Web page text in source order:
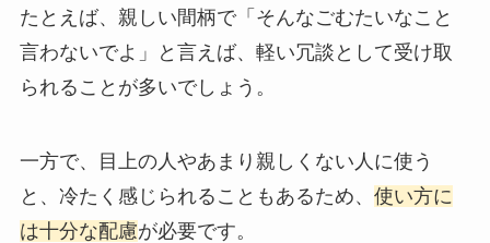
たとえば、親しい間柄で「そんなごむたいなこと
言わないでよ」と言えば、軽い冗談として受け取
られることが多いでしょう。
一方で、目上の人やあまり親しくない人に使う
と、冷たく感じられることもあるため、 使い方に
は十分な配慮が必要です。